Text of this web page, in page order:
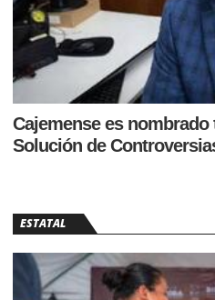
Cajemense es
Solución de
ESTATAL